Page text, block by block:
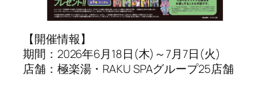
【開催情報】
期間：2026年6月18日(木)～7月7日(火)
店舗：極楽湯・RAKU SPAグループ25店舗